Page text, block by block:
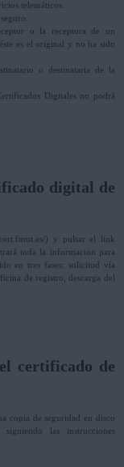
telemáticos.
o la receptora de un
es el original y no ha sido
o destinataria de la
Digitales no podrá
digital de
) y pulsar el link
toda la información para
en tres fases: solicitud vía
de registro, descarga del
certificado de
copia de seguridad en disco
las instrucciones